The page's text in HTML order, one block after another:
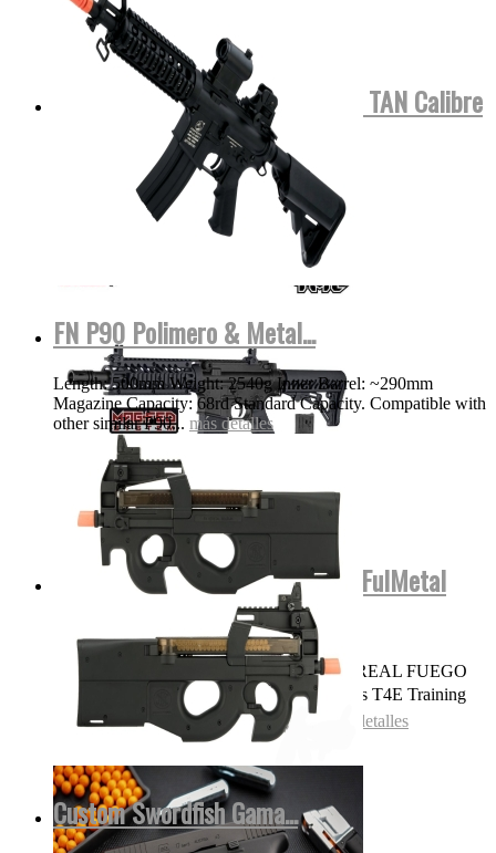
Tippmann TMC COLOR NEGRA o TAN Calibre
MOSTRAR VIDEO más detalles
Glock17 Gen5 Cerficacion Glock FulMetal
OJO NADA DE POLVORA SONIDO REAL FUEGO
FOGUEO ILEGAL👌 Las replicas pistolas T4E Training
for Engagement te permiten entrenar...
más detalles
FN P90 Polimero & Metal...
Length: 500mm Weight: 2540g Inner Barrel: ~290mm
Magazine Capacity: 68rd Standard Capacity. Compatible with
other similar P90... más detalles
Custom Swordfish Gama...